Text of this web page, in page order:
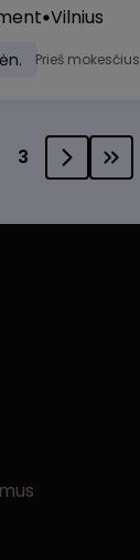
Vilnius
Prieš mokesčius
3